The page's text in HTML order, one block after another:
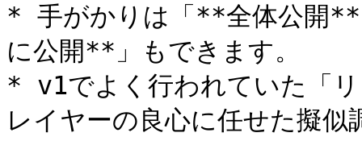
* 手がかりは「**全体公開
に公開**」もできます。
* v1でよく行われていた「
レイヤーの良心に任せた擬